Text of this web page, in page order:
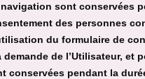
sont conservées
des personnes
du formulaire de
de l’Utilisateur, et
pendant la